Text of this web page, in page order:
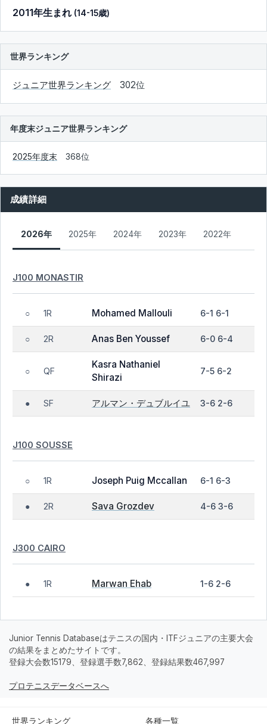
2011年生まれ (14-15歳)
世界ランキング
ジュニア世界ランキング 302位
年度末ジュニア世界ランキング
2025年度末 368位
成績詳細
2026年 2025年 2024年 2023年 2022年
J100 MONASTIR
○ 1R Mohamed Mallouli 6-1 6-1
○ 2R Anas Ben Youssef 6-0 6-4
○ QF
Kasra Nathaniel
Shirazi
7-5 6-2
● SF アルマン・デュブルイユ 3-6 2-6
J100 SOUSSE
○ 1R Joseph Puig Mccallan 6-1 6-3
● 2R Sava Grozdev 4-6 3-6
J300 CAIRO
● 1R Marwan Ehab 1-6 2-6
Junior Tennis Databaseはテニスの国内・ITFジュニアの主要大会
の結果をまとめたサイトです。
登録大会数15179、登録選手数7,862、登録結果数467,997
プロテニスデータベースへ
世界ランキング 各種一覧